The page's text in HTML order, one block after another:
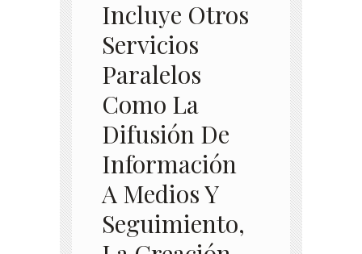
Incluye Otros
Servicios
Paralelos
Como La
Difusión De
Información
A Medios Y
Seguimiento,